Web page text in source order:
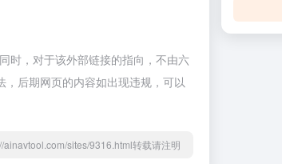
时，对于该外部链接的指向，不由六
后期网页的内容如出现违规，可以
ainavtool.com/sites/9316.html转载请注明